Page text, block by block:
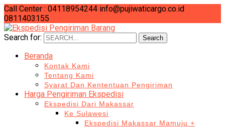
Call Center : 04118954244 info@pujiwaticargo.co.id
0811403155
Search for:
Search
Beranda
Kontak Kami
Tentang Kami
Syarat Dan Kententuan Pengiriman
Harga Pengiriman Ekspedisi
Ekspedisi Dari Makassar
Ke Sulawesi
Ekspedisi Makassar Mamuju +